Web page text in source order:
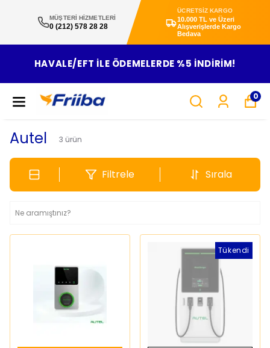
MÜŞTERİ HİZMETLERİ
0 (212) 578 28 28
ÜCRETSİZ KARGO
10.000 TL ve Üzeri
Alışverişlerde Kargo
Bedava
HAVALE/EFT ILE ÖDEMELERDE %5 INDIRIM!
0
Autel 3 ürün
Filtrele Sırala
Tükendi